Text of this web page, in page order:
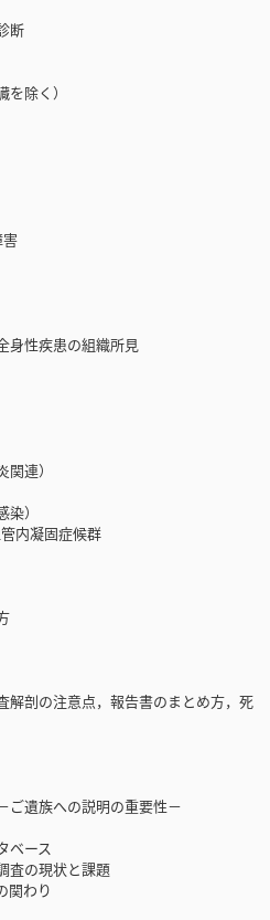
断
除く）
性疾患の組織所見
連）
）
内凝固症候群
剖の注意点，報告書のまとめ方，死
遺族への説明の重要性－
ース
の現状と課題
わり